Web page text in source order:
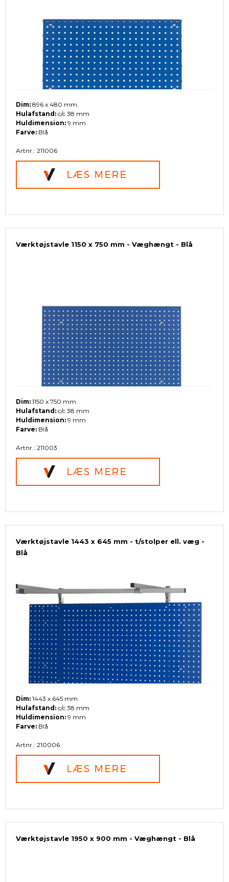
Dim: 896 x 480 mm.
Hulafstand: c/c 38 mm
Huldimension: 9 mm
Farve: Blå
Artnr.: 211006
Værktøjstavle 1150 x 750 mm - Væghængt - Blå
Dim: 1150 x 750 mm
Hulafstand: c/c 38 mm
Huldimension: 9 mm
Farve: Blå
Artnr.: 211003
Værktøjstavle 1443 x 645 mm - t/stolper ell. væg -
Blå
Dim: 1443 x 645 mm
Hulafstand: c/c 38 mm
Huldimension: 9 mm
Farve: Blå
Artnr.: 210006
Værktøjstavle 1950 x 900 mm - Væghængt - Blå